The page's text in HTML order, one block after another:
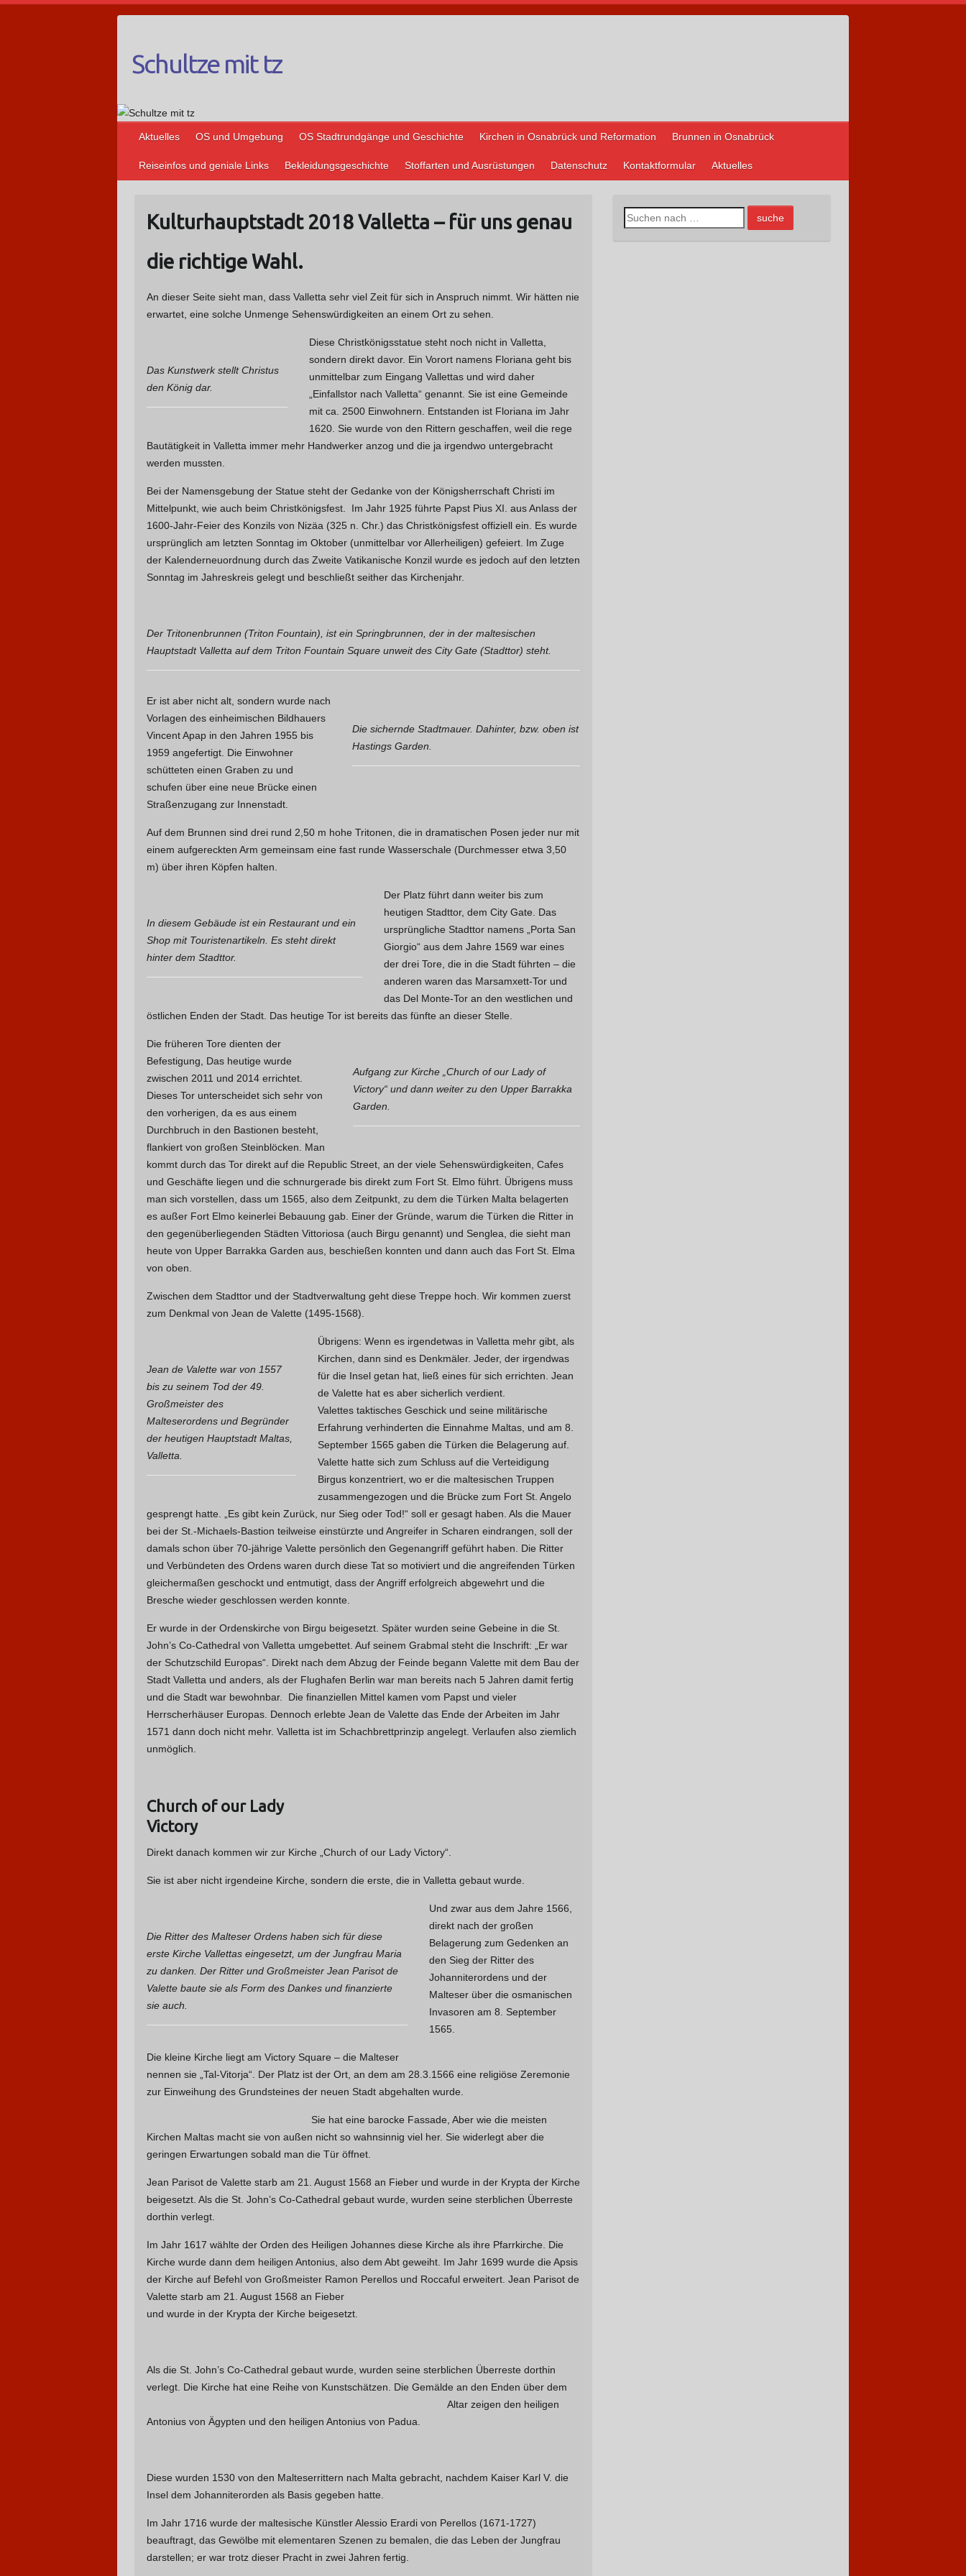
Schultze mit tz
Aktuelles OS und Umgebung OS Stadtrundgänge und Geschichte Kirchen in Osnabrück und Reformation Brunnen in Osnabrück
Reiseinfos und geniale Links Bekleidungsgeschichte Stoffarten und Ausrüstungen Datenschutz Kontaktformular Aktuelles
Kulturhauptstadt 2018 Valletta – für uns genau
die richtige Wahl.
An dieser Seite sieht man, dass Valletta sehr viel Zeit für sich in Anspruch nimmt. Wir hätten nie
erwartet, eine solche Unmenge Sehenswürdigkeiten an einem Ort zu sehen.
Das Kunstwerk stellt Christus
den König dar.
Diese Christkönigsstatue steht noch nicht in Valletta,
sondern direkt davor. Ein Vorort namens Floriana geht bis
unmittelbar zum Eingang Vallettas und wird daher
„Einfallstor nach Valletta“ genannt. Sie ist eine Gemeinde
mit ca. 2500 Einwohnern. Entstanden ist Floriana im Jahr
1620. Sie wurde von den Rittern geschaffen, weil die rege
Bautätigkeit in Valletta immer mehr Handwerker anzog und die ja irgendwo untergebracht
werden mussten.
Bei der Namensgebung der Statue steht der Gedanke von der Königsherrschaft Christi im
Mittelpunkt, wie auch beim Christkönigsfest. Im Jahr 1925 führte Papst Pius XI. aus Anlass der
1600-Jahr-Feier des Konzils von Nizäa (325 n. Chr.) das Christkönigsfest offiziell ein. Es wurde
ursprünglich am letzten Sonntag im Oktober (unmittelbar vor Allerheiligen) gefeiert. Im Zuge
der Kalenderneuordnung durch das Zweite Vatikanische Konzil wurde es jedoch auf den letzten
Sonntag im Jahreskreis gelegt und beschließt seither das Kirchenjahr.
Der Tritonenbrunnen (Triton Fountain), ist ein Springbrunnen, der in der maltesischen
Hauptstadt Valletta auf dem Triton Fountain Square unweit des City Gate (Stadttor) steht.
Die sichernde Stadtmauer. Dahinter, bzw. oben ist
Hastings Garden.
Er ist aber nicht alt, sondern wurde nach
Vorlagen des einheimischen Bildhauers
Vincent Apap in den Jahren 1955 bis
1959 angefertigt. Die Einwohner
schütteten einen Graben zu und
schufen über eine neue Brücke einen
Straßenzugang zur Innenstadt.
Auf dem Brunnen sind drei rund 2,50 m hohe Tritonen, die in dramatischen Posen jeder nur mit
einem aufgereckten Arm gemeinsam eine fast runde Wasserschale (Durchmesser etwa 3,50
m) über ihren Köpfen halten.
In diesem Gebäude ist ein Restaurant und ein
Shop mit Touristenartikeln. Es steht direkt
hinter dem Stadttor.
Der Platz führt dann weiter bis zum
heutigen Stadttor, dem City Gate. Das
ursprüngliche Stadttor namens „Porta San
Giorgio“ aus dem Jahre 1569 war eines
der drei Tore, die in die Stadt führten – die
anderen waren das Marsamxett-Tor und
das Del Monte-Tor an den westlichen und
östlichen Enden der Stadt. Das heutige Tor ist bereits das fünfte an dieser Stelle.
Aufgang zur Kirche „Church of our Lady of
Victory“ und dann weiter zu den Upper Barrakka
Garden.
Die früheren Tore dienten der
Befestigung, Das heutige wurde
zwischen 2011 und 2014 errichtet.
Dieses Tor unterscheidet sich sehr von
den vorherigen, da es aus einem
Durchbruch in den Bastionen besteht,
flankiert von großen Steinblöcken. Man
kommt durch das Tor direkt auf die Republic Street, an der viele Sehenswürdigkeiten, Cafes
und Geschäfte liegen und die schnurgerade bis direkt zum Fort St. Elmo führt. Übrigens muss
man sich vorstellen, dass um 1565, also dem Zeitpunkt, zu dem die Türken Malta belagerten
es außer Fort Elmo keinerlei Bebauung gab. Einer der Gründe, warum die Türken die Ritter in
den gegenüberliegenden Städten Vittoriosa (auch Birgu genannt) und Senglea, die sieht man
heute von Upper Barrakka Garden aus, beschießen konnten und dann auch das Fort St. Elma
von oben.
Zwischen dem Stadttor und der Stadtverwaltung geht diese Treppe hoch. Wir kommen zuerst
zum Denkmal von Jean de Valette (1495-1568).
Jean de Valette war von 1557
bis zu seinem Tod der 49.
Großmeister des
Malteserordens und Begründer
der heutigen Hauptstadt Maltas,
Valletta.
Übrigens: Wenn es irgendetwas in Valletta mehr gibt, als
Kirchen, dann sind es Denkmäler. Jeder, der irgendwas
für die Insel getan hat, ließ eines für sich errichten. Jean
de Valette hat es aber sicherlich verdient.
Valettes taktisches Geschick und seine militärische
Erfahrung verhinderten die Einnahme Maltas, und am 8.
September 1565 gaben die Türken die Belagerung auf.
Valette hatte sich zum Schluss auf die Verteidigung
Birgus konzentriert, wo er die maltesischen Truppen
zusammengezogen und die Brücke zum Fort St. Angelo
gesprengt hatte. „Es gibt kein Zurück, nur Sieg oder Tod!“ soll er gesagt haben. Als die Mauer
bei der St.-Michaels-Bastion teilweise einstürzte und Angreifer in Scharen eindrangen, soll der
damals schon über 70-jährige Valette persönlich den Gegenangriff geführt haben. Die Ritter
und Verbündeten des Ordens waren durch diese Tat so motiviert und die angreifenden Türken
gleichermaßen geschockt und entmutigt, dass der Angriff erfolgreich abgewehrt und die
Bresche wieder geschlossen werden konnte.
Er wurde in der Ordenskirche von Birgu beigesetzt. Später wurden seine Gebeine in die St.
John’s Co-Cathedral von Valletta umgebettet. Auf seinem Grabmal steht die Inschrift: „Er war
der Schutzschild Europas“. Direkt nach dem Abzug der Feinde begann Valette mit dem Bau der
Stadt Valletta und anders, als der Flughafen Berlin war man bereits nach 5 Jahren damit fertig
und die Stadt war bewohnbar. Die finanziellen Mittel kamen vom Papst und vieler
Herrscherhäuser Europas. Dennoch erlebte Jean de Valette das Ende der Arbeiten im Jahr
1571 dann doch nicht mehr. Valletta ist im Schachbrettprinzip angelegt. Verlaufen also ziemlich
unmöglich.
Church of our Lady
Victory
Direkt danach kommen wir zur Kirche „Church of our Lady Victory“.
Sie ist aber nicht irgendeine Kirche, sondern die erste, die in Valletta gebaut wurde.
Die Ritter des Malteser Ordens haben sich für diese
erste Kirche Vallettas eingesetzt, um der Jungfrau Maria
zu danken. Der Ritter und Großmeister Jean Parisot de
Valette baute sie als Form des Dankes und finanzierte
sie auch.
Und zwar aus dem Jahre 1566,
direkt nach der großen
Belagerung zum Gedenken an
den Sieg der Ritter des
Johanniterordens und der
Malteser über die osmanischen
Invasoren am 8. September
1565.
Die kleine Kirche liegt am Victory Square – die Malteser
nennen sie „Tal-Vitorja“. Der Platz ist der Ort, an dem am 28.3.1566 eine religiöse Zeremonie
zur Einweihung des Grundsteines der neuen Stadt abgehalten wurde.
Sie hat eine barocke Fassade, Aber wie die meisten
Kirchen Maltas macht sie von außen nicht so wahnsinnig viel her. Sie widerlegt aber die
geringen Erwartungen sobald man die Tür öffnet.
Jean Parisot de Valette starb am 21. August 1568 an Fieber und wurde in der Krypta der Kirche
beigesetzt. Als die St. John’s Co-Cathedral gebaut wurde, wurden seine sterblichen Überreste
dorthin verlegt.
Im Jahr 1617 wählte der Orden des Heiligen Johannes diese Kirche als ihre Pfarrkirche. Die
Kirche wurde dann dem heiligen Antonius, also dem Abt geweiht. Im Jahr 1699 wurde die Apsis
der Kirche auf Befehl von Großmeister Ramon Perellos und Roccaful erweitert.Jean Parisot de
Valette starb am 21. August 1568 an Fieber
und wurde in der Krypta der Kirche beigesetzt.
Als die St. John’s Co-Cathedral gebaut wurde, wurden seine sterblichen Überreste dorthin
verlegt. Die Kirche hat eine Reihe von Kunstschätzen. Die Gemälde an den Enden über dem
Altar zeigen den heiligen
Antonius von Ägypten und den heiligen Antonius von Padua.
Diese wurden 1530 von den Malteserrittern nach Malta gebracht, nachdem Kaiser Karl V. die
Insel dem Johanniterorden als Basis gegeben hatte.
Im Jahr 1716 wurde der maltesische Künstler Alessio Erardi von Perellos (1671-1727)
beauftragt, das Gewölbe mit elementaren Szenen zu bemalen, die das Leben der Jungfrau
darstellen; er war trotz dieser Pracht in zwei Jahren fertig.
S
u